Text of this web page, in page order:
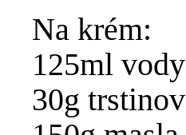
Na krém:
125ml vody
30g